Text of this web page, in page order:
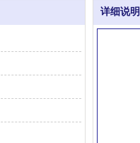
详细说明